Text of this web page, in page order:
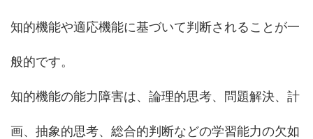
知的機能や適応機能に基づいて判断されることが一
般的です。
知的機能の能力障害は、論理的思考、問題解決、計
画、抽象的思考、総合的判断などの学習能力の欠如